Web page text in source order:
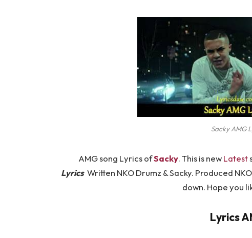
Sacky AMG
AMG song Lyrics ofSacky. This is newLatest
LyricsWritten NKO Drumz & Sacky. Produced
down. Hope you
Lyrics